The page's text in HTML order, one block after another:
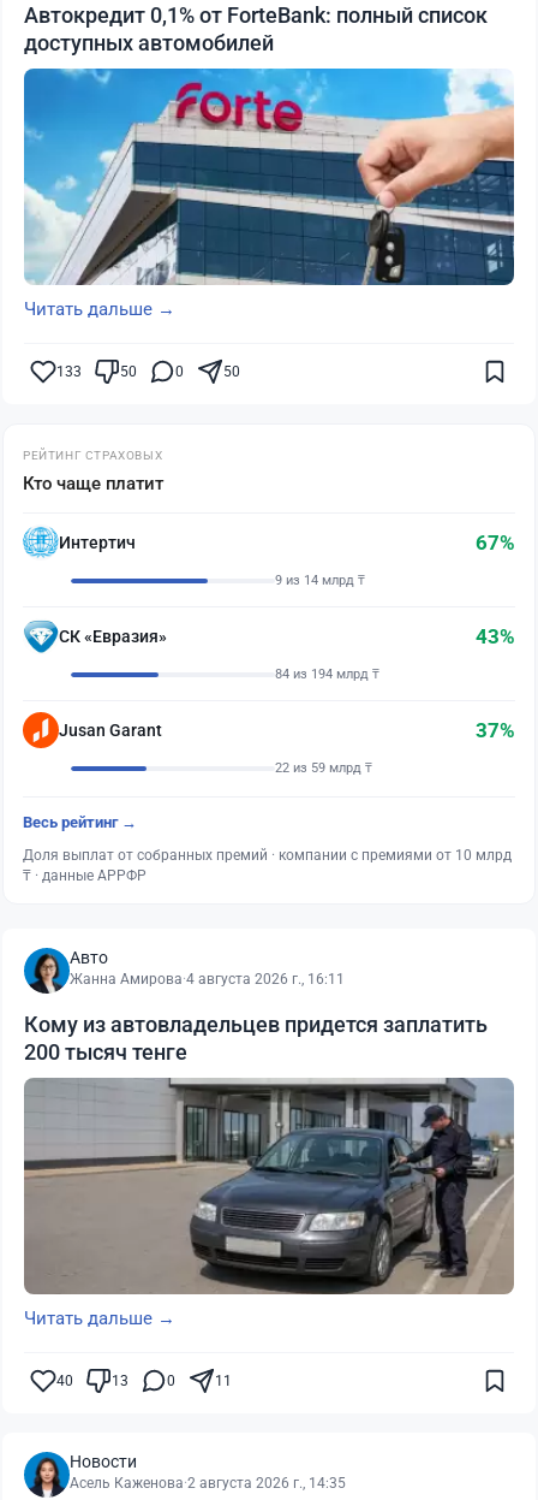
Автокредит 0,1% от ForteBank: полный список
доступных автомобилей
Читать дальше →
133 50 0 50
РЕЙТИНГ СТРАХОВЫХ
Кто чаще платит
Интертич 67%
9 из 14 млрд ₸
СК «Евразия» 43%
84 из 194 млрд ₸
Jusan Garant 37%
22 из 59 млрд ₸
Весь рейтинг →
Доля выплат от собранных премий · компании с премиями от 10 млрд
₸ · данные АРРФР
Авто
Жанна Амирова·4 августа 2026 г., 16:11
Кому из автовладельцев придется заплатить
200 тысяч тенге
Читать дальше →
40 13 0 11
Новости
Асель Каженова·2 августа 2026 г., 14:35